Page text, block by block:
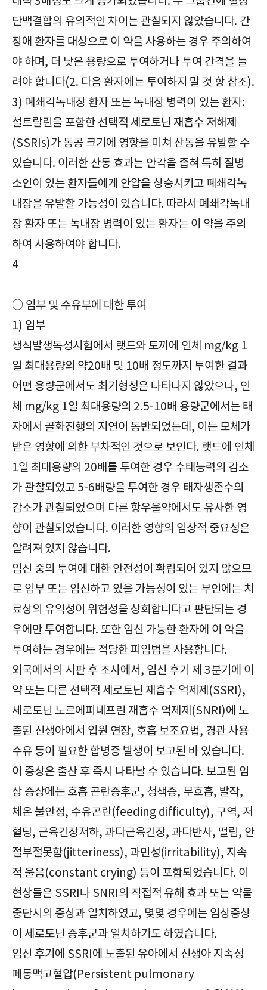
단백결합의 유의적인 차이는 관찰되지 않았습니다. 간
장애 환자를 대상으로 이 약을 사용하는 경우 주의하여
야 하며, 더 낮은 용량으로 투여하거나 투여 간격을 늘
려야 합니다(2. 다음 환자에는 투여하지 말 것 항 참조).
3) 폐쇄각녹내장 환자 또는 녹내장 병력이 있는 환자:
설트랄린을 포함한 선택적 세로토닌 재흡수 저해제
(SSRIs)가 동공 크기에 영향을 미쳐 산동을 유발할 수
있습니다. 이러한 산동 효과는 안각을 좁혀 특히 질병
소인이 있는 환자들에게 안압을 상승시키고 폐쇄각녹
내장을 유발할 가능성이 있습니다. 따라서 폐쇄각녹내
장 환자 또는 녹내장 병력이 있는 환자는 이 약을 주의
하여 사용하여야 합니다.
4
○ 임부 및 수유부에 대한 투여
1) 임부
생식발생독성시험에서 랫드와 토끼에 인체 mg/kg 1
일 최대용량의 약20배 및 10배 정도까지 투여한 결과
어떤 용량군에서도 최기형성은 나타나지 않았으나, 인
체 mg/kg 1일 최대용량의 2.5-10배 용량군에서는 태
자에서 골화진행의 지연이 동반되었는데, 이는 모체가
받은 영향에 의한 부차적인 것으로 보인다. 랫드에 인체
1일 최대용량의 20배를 투여한 경우 수태능력의 감소
가 관찰되었고 5-6배량을 투여한 경우 태자생존수의
감소가 관찰되었으며 다른 항우울약에서도 유사한 영
향이 관찰되었습니다. 이러한 영향의 임상적 중요성은
알려져 있지 않습니다.
임신 중의 투여에 대한 안전성이 확립되어 있지 않으므
로 임부 또는 임신하고 있을 가능성이 있는 부인에는 치
료상의 유익성이 위험성을 상회합니다고 판단되는 경
우에만 투여합니다. 또한 임신 가능한 환자에 이 약을
투여하는 경우에는 적당한 피임법을 사용합니다.
외국에서의 시판 후 조사에서, 임신 후기 제 3분기에 이
약 또는 다른 선택적 세로토닌 재흡수 억제제(SSRI),
세로토닌 노르에피네프린 재흡수 억제제(SNRI)에 노
출된 신생아에서 입원 연장, 호흡 보조요법, 경관 사용
수유 등이 필요한 합병증 발생이 보고된 바 있습니다.
이 증상은 출산 후 즉시 나타날 수 있습니다. 보고된 임
상 증상에는 호흡 곤란증후군, 청색증, 무호흡, 발작,
체온 불안정, 수유곤란(feeding difficulty), 구역, 저
혈당, 근육긴장저하, 과다근육긴장, 과다반사, 떨림, 안
절부절못함(jitteriness), 과민성(irritability), 지속
적 울음(constant crying) 등이 포함되었습니다. 이
현상들은 SSRI나 SNRI의 직접적 유해 효과 또는 약물
중단시의 증상과 일치하였고, 몇몇 경우에는 임상증상
이 세로토닌 증후군과 일치하기도 하였습니다.
임신 후기에 SSRI에 노출된 유아에서 신생아 지속성
폐동맥고혈압(Persistent pulmonary